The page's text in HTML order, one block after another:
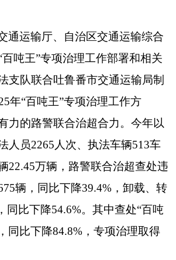
通运输厅、自治区交通运输综合
吨王”专项治理工作部署和相关
支队联合吐鲁番市交通运输局制
年“百吨王”专项治理工作方
力的路警联合治超合力。今年以
人员2265人次、执法车辆513车
22.45万辆，路警联合治超查处违
辆，同比下降39.4%，卸载、转
同比下降54.6%。其中查处“百吨
同比下降84.8%，专项治理取得